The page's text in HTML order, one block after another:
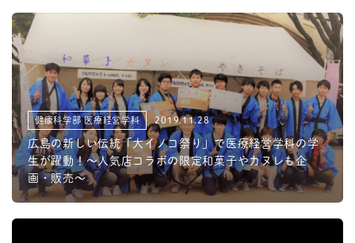
健康科学部 医療経営学科 2019.11.28
広島の新しい伝統「大イノコ祭り」で医療経営学科の学
生が躍動！～人気店コラボの限定和菓子やカヌレも企
画・販売～